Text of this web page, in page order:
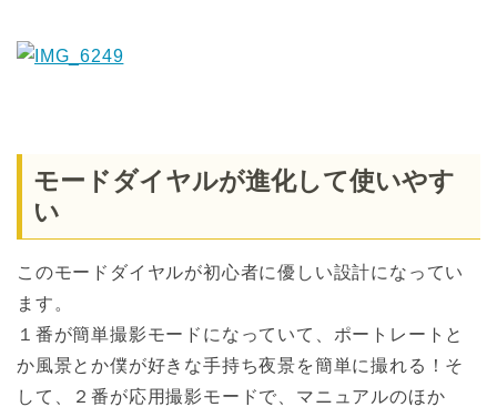
モードダイヤルが進化して使いやす
い
このモードダイヤルが初心者に優しい設計になってい
ます。
１番が簡単撮影モードになっていて、ポートレートと
か風景とか僕が好きな手持ち夜景を簡単に撮れる！そ
して、２番が応用撮影モードで、マニュアルのほか